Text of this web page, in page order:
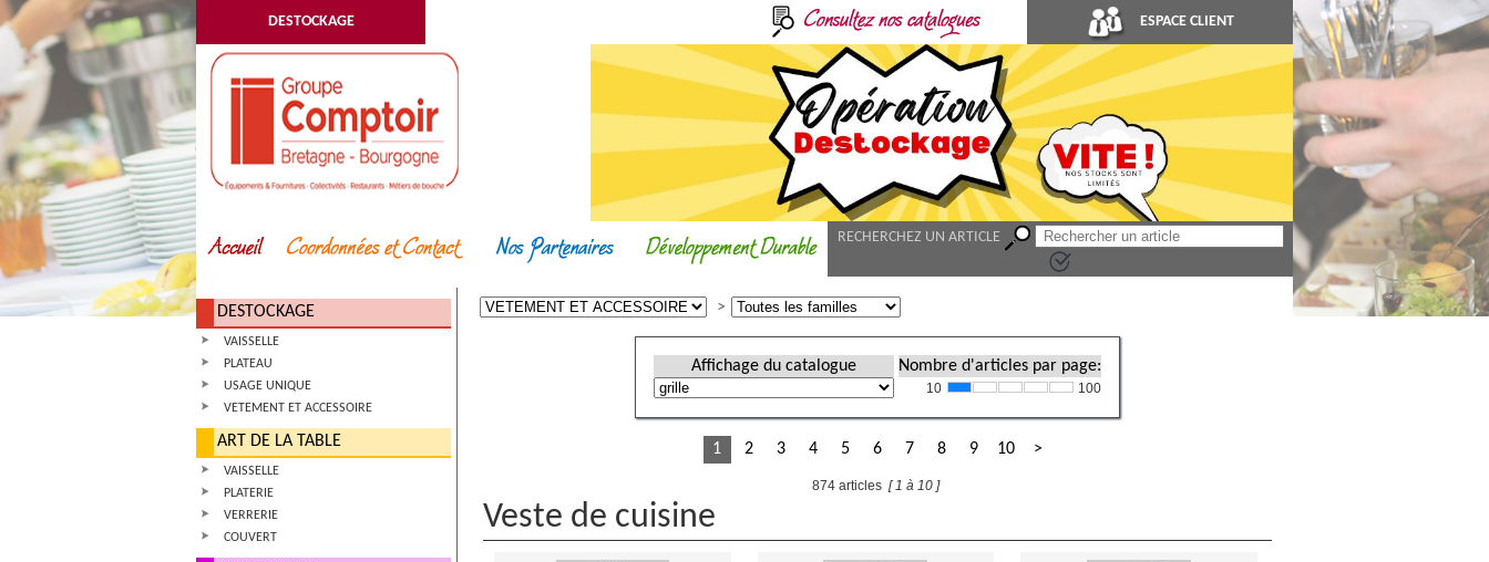
DESTOCKAGE ESPACE CLIENT
RECHERCHEZ UN ARTICLE
DESTOCKAGE
VAISSELLE
PLATEAU
USAGE UNIQUE
VETEMENT ET ACCESSOIRE
ART DE LA TABLE
VAISSELLE
PLATERIE
VERRERIE
COUVERT
Affichage du catalogue Nombre d'articles par page:
10 100
1 2 3 4 5 6 7 8 9 10 >
874 articles [ 1 à 10 ]
Veste de cuisine